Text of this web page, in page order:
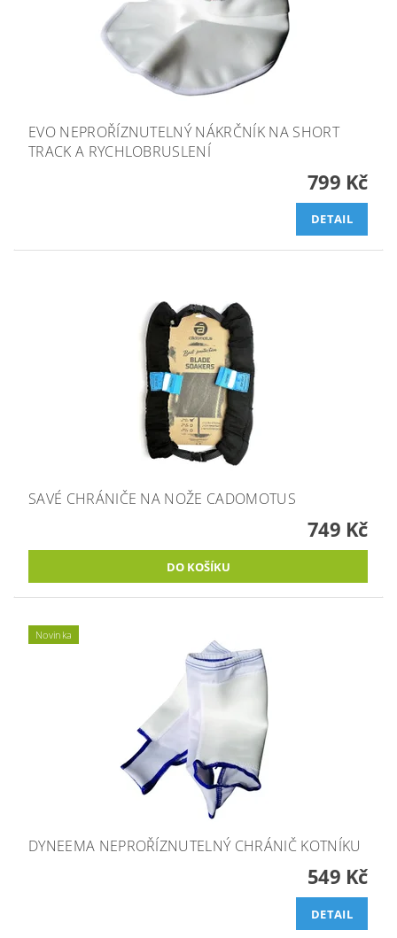
EVO NEPROŘÍZNUTELNÝ NÁKRČNÍK NA SHORT
TRACK A RYCHLOBRUSLENÍ
799 Kč
DETAIL
SAVÉ CHRÁNIČE NA NOŽE CADOMOTUS
749 Kč
Novinka
DYNEEMA NEPROŘÍZNUTELNÝ CHRÁNIČ KOTNÍKU
549 Kč
DETAIL